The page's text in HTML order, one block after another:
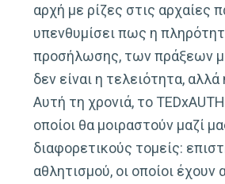
αρχή με ρίζες στις αρχαίες
υπενθυμίσει πως η
προσήλωσης, των πράξεων
δεν είναι η τελειότητα,
Αυτή τη χρονιά, το
οποίοι θα μοιραστούν μαζί
διαφορετικούς τομείς:
αθλητισμού, οι οποίοι